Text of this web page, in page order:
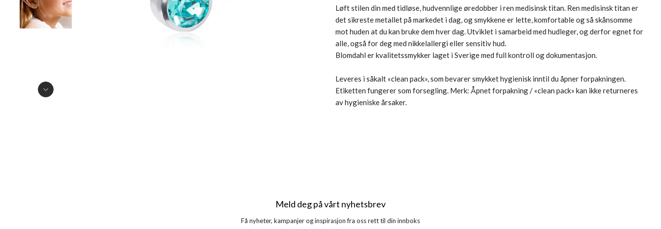
Løft stilen din med tidløse, hudvennlige øredobber i ren medisinsk titan. Ren medisinsk titan er
det sikreste metallet på markedet i dag, og smykkene er lette, komfortable og så skånsomme
mot huden at du kan bruke dem hver dag. Utviklet i samarbeid med hudleger, og derfor egnet for
alle, også for deg med nikkelallergi eller sensitiv hud.
Blomdahl er kvalitetssmykker laget i Sverige med full kontroll og dokumentasjon.
Leveres i såkalt «clean pack», som bevarer smykket hygienisk inntil du åpner forpakningen.
Etiketten fungerer som forsegling. Merk: Åpnet forpakning / «clean pack» kan ikke returneres
av hygieniske årsaker.
Meld deg på vårt nyhetsbrev
Få nyheter, kampanjer og inspirasjon fra oss rett til din innboks